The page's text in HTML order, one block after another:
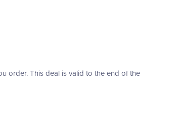
order. This deal is valid to the end of the